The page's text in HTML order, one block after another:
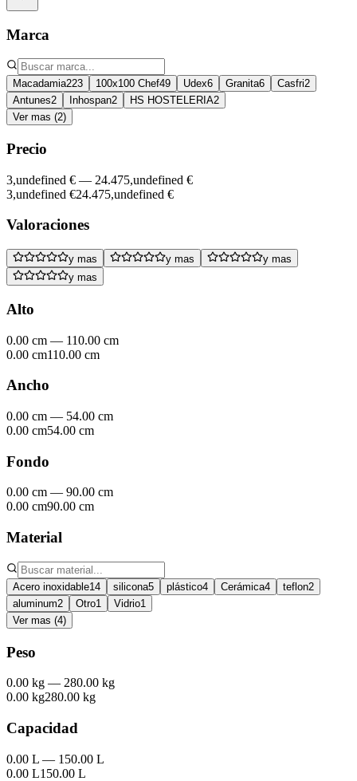
Marca
Macadamia223 100x100 Chef49 Udex6 Granita6 Casfri2
Antunes2 Inhospan2 HS HOSTELERIA2
Ver mas (2)
Precio
3,undefined € — 24.475,undefined €
3,undefined €24.475,undefined €
Valoraciones
y mas y mas
y mas
y mas
Alto
0.00 cm — 110.00 cm
0.00 cm110.00 cm
Ancho
0.00 cm — 54.00 cm
0.00 cm54.00 cm
Fondo
0.00 cm — 90.00 cm
0.00 cm90.00 cm
Material
Acero inoxidable14 silicona5 plástico4 Cerámica4 teflon2
aluminum2 Otro1 Vidrio1
Ver mas (4)
Peso
0.00 kg — 280.00 kg
0.00 kg280.00 kg
Capacidad
0.00 L — 150.00 L
0.00 L150.00 L